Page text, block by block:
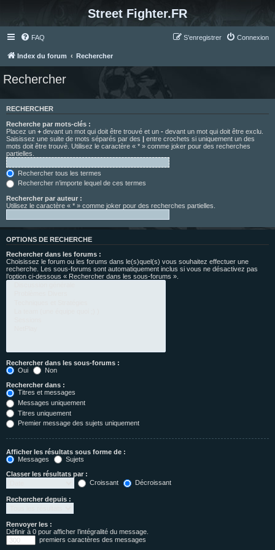
Street Fighter.FR
FAQ Connexion
S’enregistrer
Index du forum Rechercher
Rechercher
RECHERCHER
Recherche par mots-clés :
Placez un + devant un mot qui doit être trouvé et un - devant un mot qui doit être exclu.
Saisissez une suite de mots séparés par des | entre crochets si uniquement un des
mots doit être trouvé. Utilisez le caractère « * » comme joker pour des recherches
partielles.
Rechercher tous les termes
Rechercher n’importe lequel de ces termes
Rechercher par auteur :
Utilisez le caractère « * » comme joker pour des recherches partielles.
OPTIONS DE RECHERCHE
Rechercher dans les forums :
Choisissez le forum ou les forums dans le(s)quel(s) vous souhaitez effectuer une
recherche. Les sous-forums sont automatiquement inclus si vous ne désactivez pas
l’option ci-dessous « Rechercher dans les sous-forums ».
Rechercher dans les sous-forums :
Oui
Non
Rechercher dans :
Titres et messages
Messages uniquement
Titres uniquement
Premier message des sujets uniquement
Afficher les résultats sous forme de :
Messages
Sujets
Classer les résultats par :
Croissant
Décroissant
Rechercher depuis :
Renvoyer les :
Définir à 0 pour afficher l’intégralité du message.
premiers caractères des messages